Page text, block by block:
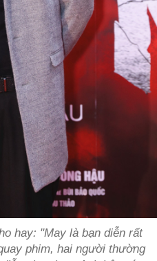
hay: "May là bạn diễn rất
phim, hai người thường